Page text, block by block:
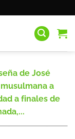
de José
a
a finales de